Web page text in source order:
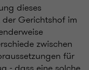
dieses
Gerichtshof im
zwischen
für